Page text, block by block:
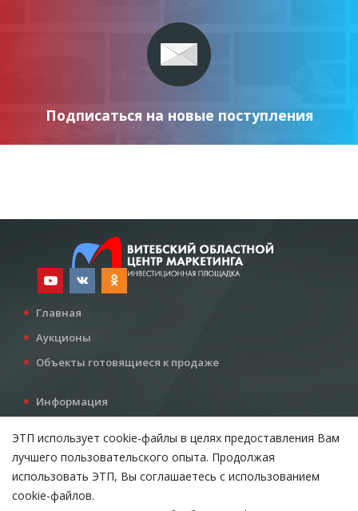
Подписаться на новые поступления
Главная
Аукционы
Объекты готовящиеся к продаже
Информация
Все для инвестора
Контакты
ЭТП использует cookie-файлы в целях предоставления Вам
лучшего пользовательского опыта. Продолжая
использовать ЭТП, Вы соглашаетесь с использованием
cookie-файлов.